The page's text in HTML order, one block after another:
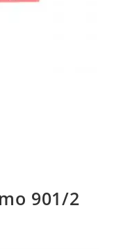
901/2